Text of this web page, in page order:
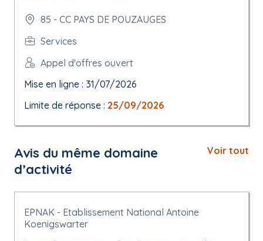
85 - CC PAYS DE POUZAUGES
Services
Appel d'offres ouvert
Mise en ligne : 31/07/2026
Limite de réponse : 25/09/2026
Avis du même domaine
d’activité
Voir tout
EPNAK - Etablissement National Antoine
Koenigswarter